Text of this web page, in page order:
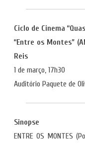
Ciclo de Cinema
“Entre os Montes”
Reis
1 de março, 17h30
Auditório Paquete de
Sinopse
ENTRE OS MONTES